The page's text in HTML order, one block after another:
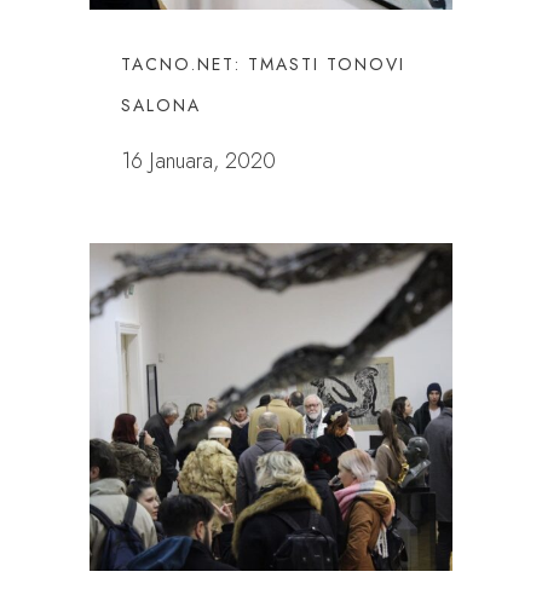
TACNO.NET: TMASTI TONOVI
SALONA
16 Januara, 2020